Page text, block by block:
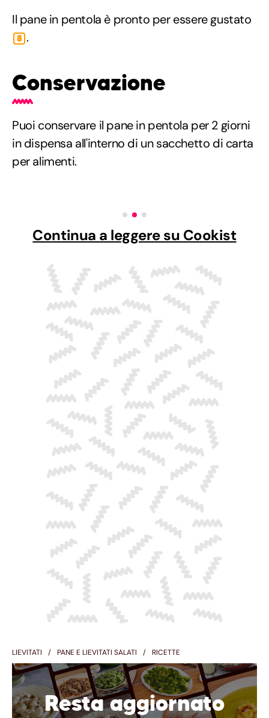
Il pane in pentola è pronto per essere gustato
8 .
Conservazione
Puoi conservare il pane in pentola per 2 giorni
in dispensa all'interno di un sacchetto di carta
per alimenti.
Continua a leggere su Cookist
LIEVITATI PANE E LIEVITATI SALATI RICETTE
Resta aggiornato